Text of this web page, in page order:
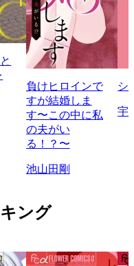
負けヒロインで
すが結婚しま
す〜この中に私
の夫がい
る！？〜
池山田剛
シ
宇
ング